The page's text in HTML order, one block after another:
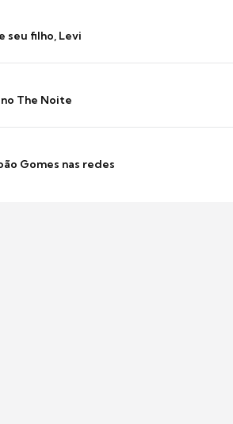
seu filho, Levi
The Noite
Gomes nas redes